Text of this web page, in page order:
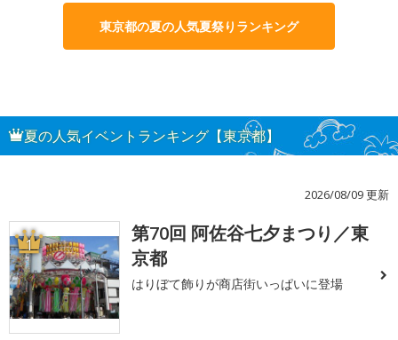
東京都の夏の人気夏祭りランキング
夏の人気イベントランキング【東京都】
2026/08/09 更新
1
第70回 阿佐谷七夕まつり／東
京都
はりぼて飾りが商店街いっぱいに登場